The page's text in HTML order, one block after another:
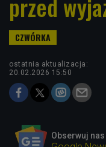
ostatnia aktualizacja:
20.02.2026 15:50
Obserwuj nas